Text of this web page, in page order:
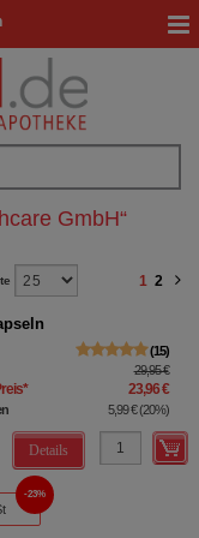
GmbH“
1 2
15
29,95 €
* 23,96 €
5,99 €(20%)
Details
23%